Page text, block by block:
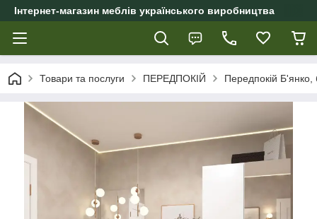
Інтернет-магазин меблів українського виробництва
Товари та послуги ПЕРЕДПОКІЙ Передпокій Б'янко,